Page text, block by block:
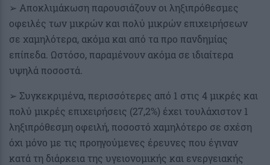
➢ Αποκλιμάκωση παρουσιάζουν οι ληξιπρόθεσμες
οφειλές των μικρών και πολύ μικρών επιχειρήσεων
σε χαμηλότερα, ακόμα και από τα προ πανδημίας
επίπεδα. Ωστόσο, παραμένουν ακόμα σε ιδιαίτερα
υψηλά ποσοστά.
➢ Συγκεκριμένα, περισσότερες από 1 στις 4 μικρές και
πολύ μικρές επιχειρήσεις (27,2%) έχει τουλάχιστον 1
ληξιπρόθεσμη οφειλή, ποσοστό χαμηλότερο σε σχέση
όχι μόνο με τις προηγούμενες έρευνες που έγιναν
κατά τη διάρκεια της υγειονομικής και ενεργειακής